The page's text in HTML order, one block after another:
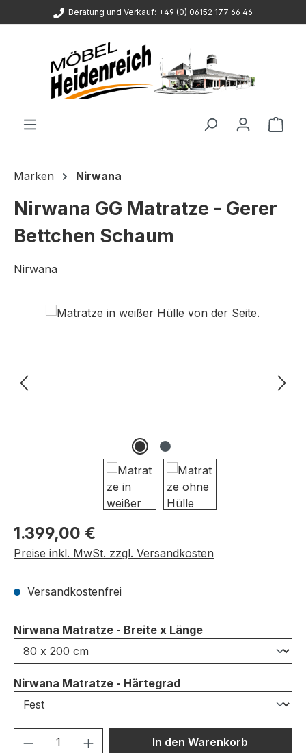
Zum Hauptinhalt springen
Beratung und Verkauf: +49 (0) 06152 177 66 46
Marken Nirwana
Nirwana GG Matratze - Gerer
Bettchen Schaum
Nirwana
Bildergalerie überspringen
Regulärer Preis:
1.399,00 €
Preise inkl. MwSt. zzgl. Versandkosten
Versandkostenfrei
Nirwana Matratze - Breite x Längeauswählen
Nirwana Matratze - Härtegradauswählen
Produkt Anzahl: Gib denIn den Warenkorb